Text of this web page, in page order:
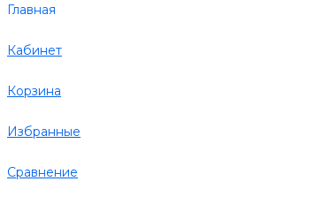
Главная
Кабинет
Корзина
Избранные
Сравнение